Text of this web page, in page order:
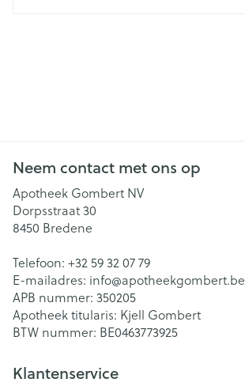
Neem contact met ons op
Apotheek Gombert NV
Dorpsstraat 30
8450 Bredene
Telefoon: +32 59 32 07 79
E-mailadres: info@apotheekgombert.be
APB nummer: 350205
Apotheek titularis: Kjell Gombert
BTW nummer: BE0463773925
Klantenservice